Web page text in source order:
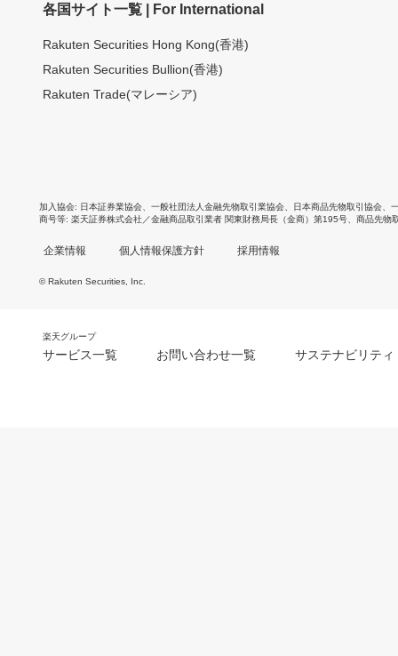
各国サイト一覧 | For International
Rakuten Securities Hong Kong(香港)
Rakuten Securities Bullion(香港)
Rakuten Trade(マレーシア)
加入協会 日本証券業協会 一般社団法人金融先物取引業協会 日本商品先物取引協会
商号等 楽天証券株式会社／金融商品取引業者 関東財務局長（金商）第195号、商品先物
企業情報 個人情報保護方針 採用情報
© Rakuten Securities, Inc.
楽天グループ
サービス一覧 お問い合わせ一覧 サステナビリティ